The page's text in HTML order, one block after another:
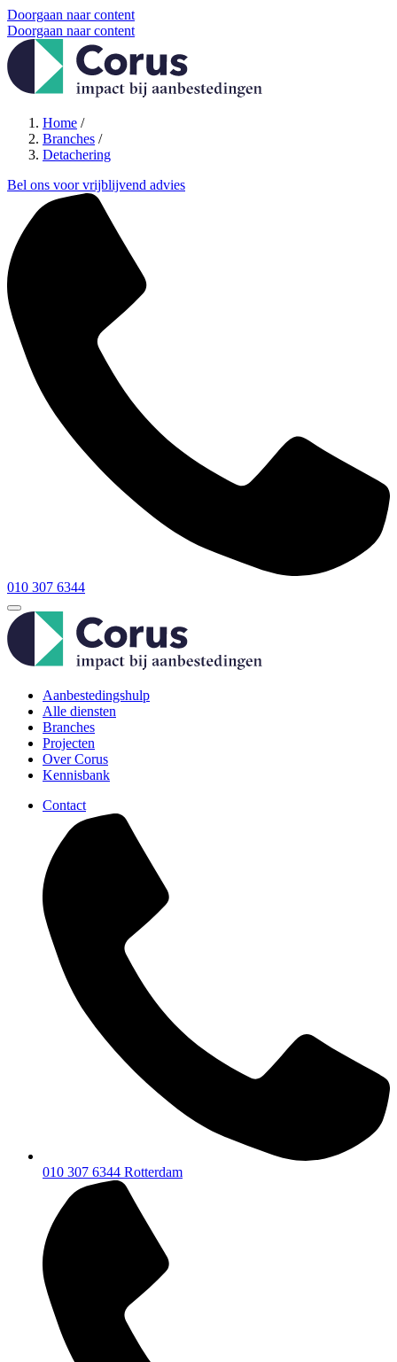
Doorgaan naar content
Doorgaan naar content
Home /
Branches /
Detachering
Bel ons voor vrijblijvend advies
010 307 6344
Aanbestedingshulp
Alle diensten
Branches
Projecten
Over Corus
Kennisbank
Contact
010 307 6344 Rotterdam